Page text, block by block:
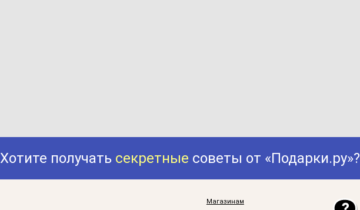
Хотите получать секретные советы от «Подарки.ру»?
Магазинам